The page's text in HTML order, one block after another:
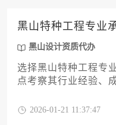
黑山特种工程专业
黑山设计资质代办
选择黑山特种工程专
点考察其行业经验、
工程资质申报流程，
2026-01-21 11:37:47